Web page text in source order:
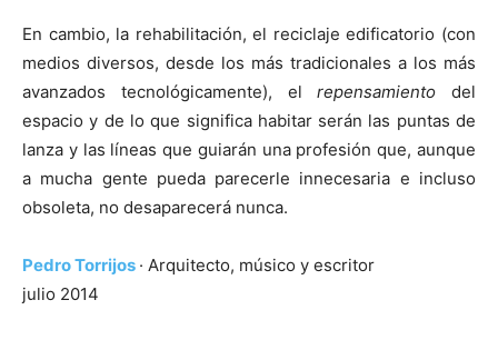
En cambio, la rehabilitación, el reciclaje edificatorio (con
medios diversos, desde los más tradicionales a los más
avanzados tecnológicamente), elrepensamiento del
espacio y de lo que significa habitar serán las puntas de
lanza y las líneas que guiarán una profesión que, aunque
a mucha gente pueda parecerle innecesaria e incluso
obsoleta, no desaparecerá nunca.
Pedro Torrijos · Arquitecto, músico y escritor
julio 2014